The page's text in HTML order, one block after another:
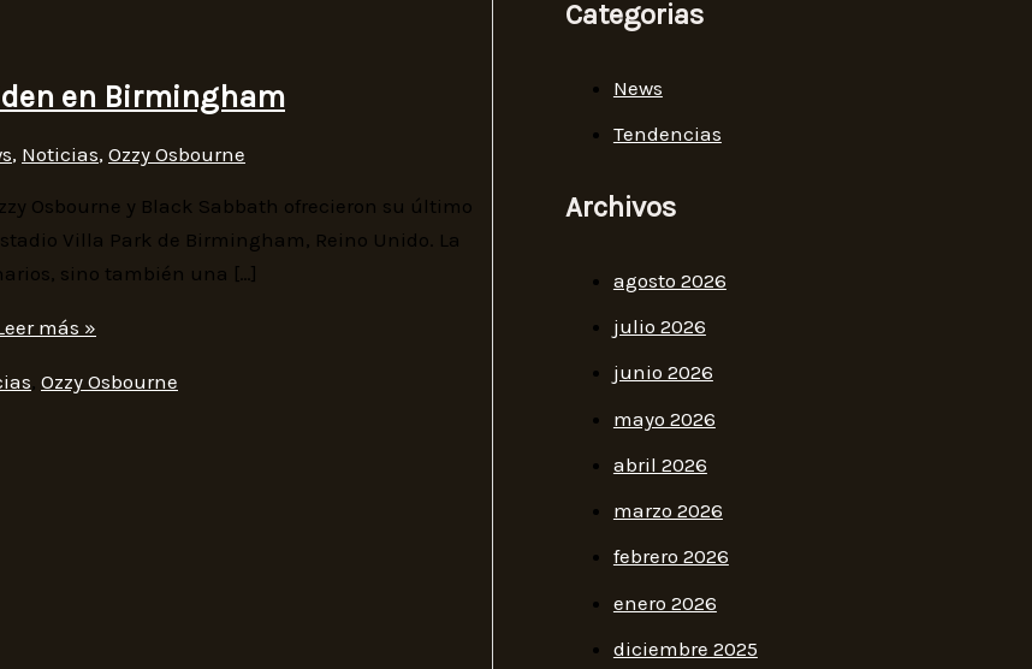
en Birmingham
, Noticias, Ozzy Osbourne
Osbourne y Black Sabbath ofrecieron su último
Villa Park de Birmingham, Reino Unido. La
sino también una […]
más »
, Ozzy Osbourne
Categorias
News
Tendencias
Archivos
agosto 2026
julio 2026
junio 2026
mayo 2026
abril 2026
marzo 2026
febrero 2026
enero 2026
diciembre 2025